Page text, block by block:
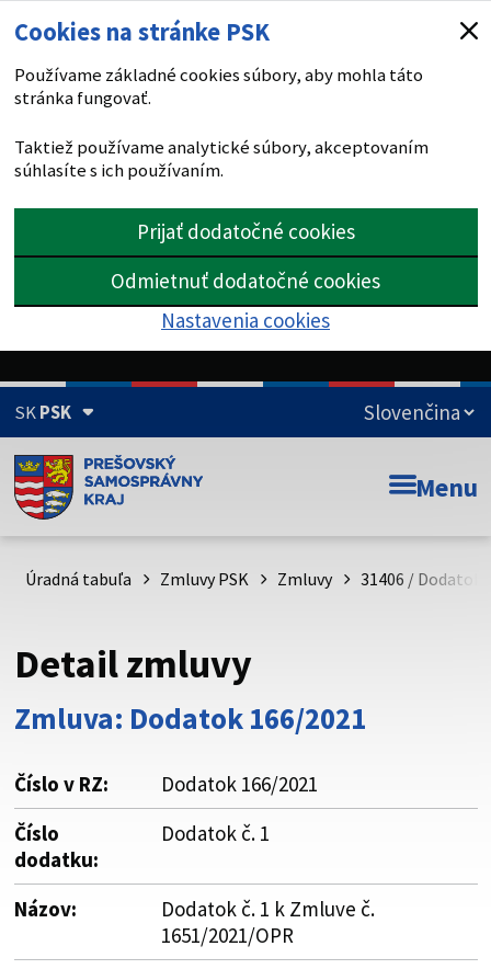
Cookies na stránke PSK
Používame základné cookies súbory, aby mohla táto
stránka fungovať.
Taktiež používame analytické súbory, akceptovaním
súhlasíte s ich používaním.
Prijať dodatočné cookies
Odmietnuť dodatočné cookies
Nastavenia cookies
SKPSK
Doména psk.sk je oficiálna
Toto je oficiálna webová stránka Prešovského
psk.sk.
Buďte pozorní a vždy sa uistite, že zdieľate informácie iba
cez zabezpečenú webovú stránku. Zabezpečená stránka
vždy začína https:// pred názvom domény webového sídla.
Menu
Úradná tabuľa Zmluvy PSK Zmluvy 31406 / Dodatok
Detail zmluvy
Zmluva: Dodatok 166/2021
Číslo v RZ:
Dodatok 166/2021
Číslo
dodatku:
Dodatok č. 1
Názov:
Dodatok č. 1 k Zmluve č.
1651/2021/OPR